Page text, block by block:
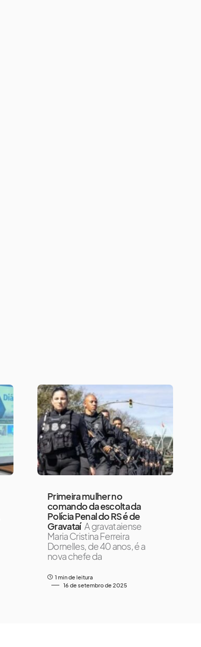
Primeira mulher no
comando da escolta da
Polícia Penal do RS é de
Gravataí A gravataiense
Maria Cristina Ferreira
Dornelles, de 40 anos, é a
nova chefe da
1 min de leitura
16 de setembro de 2025